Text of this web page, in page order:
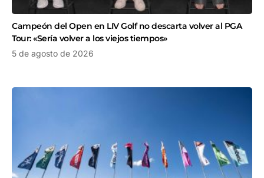
Campeón del Open en LIV Golf no descarta volver al PGA
Tour: «Sería volver a los viejos tiempos»
5 de agosto de 2026